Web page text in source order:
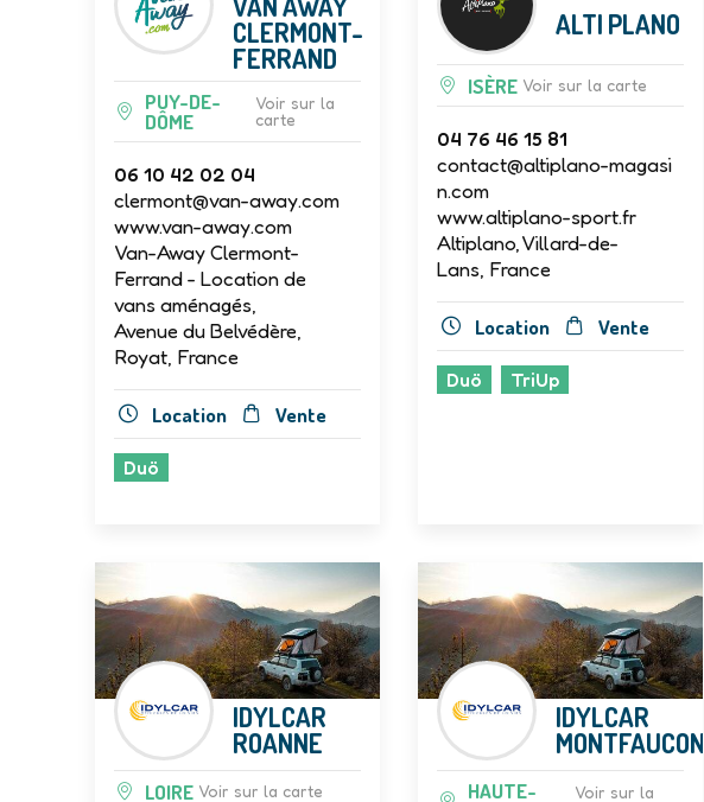
CLERMONT-
FERRAND
PUY-DE-
DÔME
Voir sur la
carte
06 10 42 02 04
clermont@van-away.com
www.van-away.com
Van-Away Clermont-
Ferrand - Location de
vans aménagés,
Avenue du Belvédère,
Royat, France
Location Vente
Duö
ALTI PLANO
ISÈRE Voir sur la carte
04 76 46 15 81
contact@altiplano-magasi
n.com
www.altiplano-sport.fr
Altiplano, Villard-de-
Lans, France
Location Vente
Duö TriUp
IDYLCAR
ROANNE
LOIRE Voir sur la carte
IDYLCAR
MONTFAUCON
HAUTE-
Voir sur la